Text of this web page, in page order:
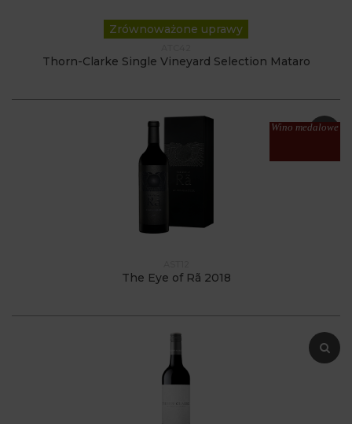
Zrównoważone uprawy
Thorn-Clarke Single Vineyard Selection Mataro
Wino medalowe
The Eye of Rã 2018